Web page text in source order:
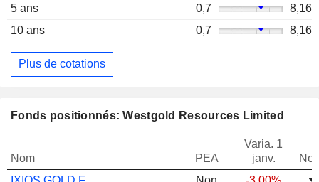
5 ans 0,7
8,16
10 ans
0,7 8,16
Plus de cotations
Fonds positionnés: Westgold Resources Limited
Nom PEA
Varia. 1
janv.